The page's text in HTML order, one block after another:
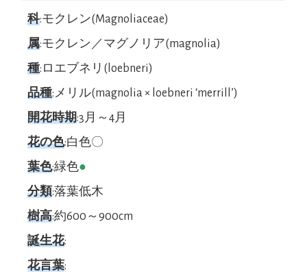
科:モクレン(Magnoliaceae)
属:モクレン／マグノリア(magnolia)
種:ロエブネリ(loebneri)
品種:メリル(magnolia × loebneri ‘merrill’)
開花時期:3月～4月
花の色:白色〇
葉色:緑色●
分類:落葉低木
樹高:約600～900cm
誕生花:
花言葉: